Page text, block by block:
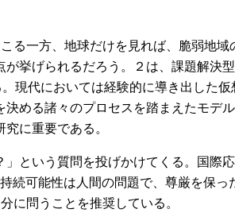
る一方、地球だけを見れば、脆弱地
挙げられるだろう。２は、課題解
現代においては経験的に導き出した
める諸々のプロセスを踏まえたモ
に重要である。
という質問を投げかけてくる。国際
続可能性は人間の問題で、尊厳を保
に問うことを推奨している。